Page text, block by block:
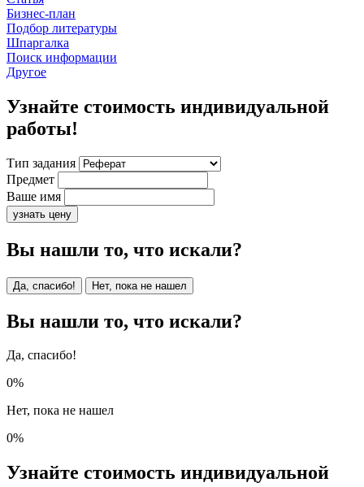
Бизнес-план
Подбор литературы
Шпаргалка
Поиск информации
Другое
Узнайте стоимость индивидуальной
работы!
Тип задания
Предмет
Ваше имя
узнать цену
Вы нашли то, что искали?
Да, спасибо! Нет, пока не нашел
Вы нашли то, что искали?
Да, спасибо!
0%
Нет, пока не нашел
0%
Узнайте стоимость индивидуальной